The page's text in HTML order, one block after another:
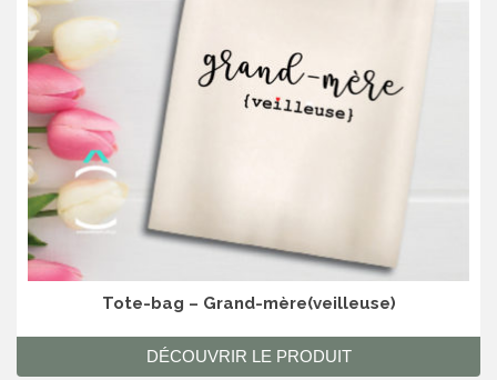
Tote-bag – Grand-mère(veilleuse)
DÉCOUVRIR LE PRODUIT